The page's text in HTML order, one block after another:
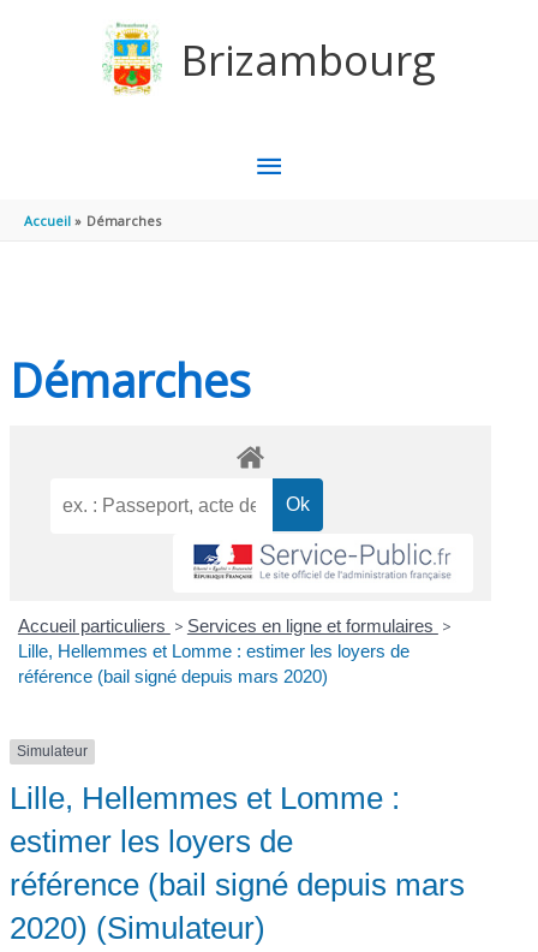
Brizambourg
MENU
Accueil Démarches
Démarches
Accueil particuliers > Services en ligne et formulaires >
Lille, Hellemmes et Lomme : estimer les loyers de
référence (bail signé depuis mars 2020)
Simulateur
Lille, Hellemmes et Lomme :
estimer les loyers de
référence (bail signé depuis mars
2020) (Simulateur)